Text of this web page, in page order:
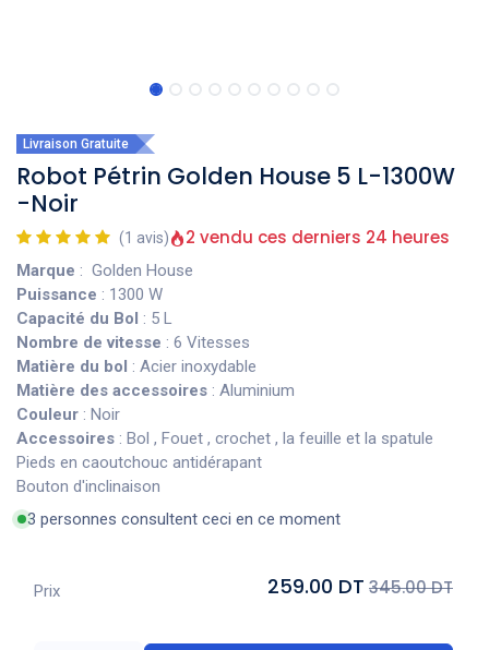
Livraison Gratuite
Robot Pétrin Golden House 5 L-1300W
-Noir
(1 avis) 2 vendu ces derniers 24 heures
Marque : Golden House
Puissance : 1300 W
Capacité du Bol : 5 L
Nombre de vitesse : 6 Vitesses
Matière du bol : Acier inoxydable
Matière des accessoires : Aluminium
Couleur : Noir
Accessoires : Bol , Fouet , crochet , la feuille et la spatule
Pieds en caoutchouc antidérapant
Bouton d'inclinaison
3 personnes consultent ceci en ce moment
Prix 259.00 DT 345.00 DT